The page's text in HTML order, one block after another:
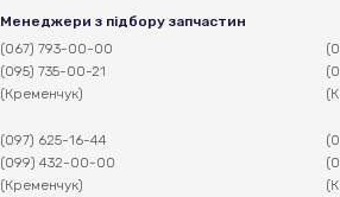
Менеджери з підбору запчастин
(067) 793-00-00
(095) 735-00-21
(Кременчук)
(097) 625-16-44
(099) 432-00-00
(Кременчук)